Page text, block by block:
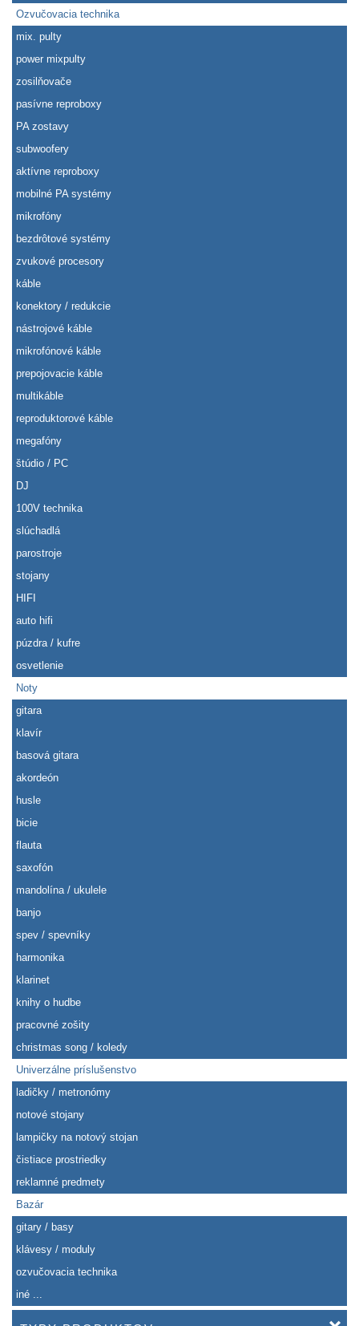
Ozvučovacia technika
mix. pulty
power mixpulty
zosilňovače
pasívne reproboxy
PA zostavy
subwoofery
aktívne reproboxy
mobilné PA systémy
mikrofóny
bezdrôtové systémy
zvukové procesory
káble
konektory / redukcie
nástrojové káble
mikrofónové káble
prepojovacie káble
multikáble
reproduktorové káble
megafóny
štúdio / PC
DJ
100V technika
slúchadlá
parostroje
stojany
HIFI
auto hifi
púzdra / kufre
osvetlenie
Noty
gitara
klavír
basová gitara
akordeón
husle
bicie
flauta
saxofón
mandolína / ukulele
banjo
spev / spevníky
harmonika
klarinet
knihy o hudbe
pracovné zošity
christmas song / koledy
Univerzálne príslušenstvo
ladičky / metronómy
notové stojany
lampičky na notový stojan
čistiace prostriedky
reklamné predmety
Bazár
gitary / basy
klávesy / moduly
ozvučovacia technika
iné ...